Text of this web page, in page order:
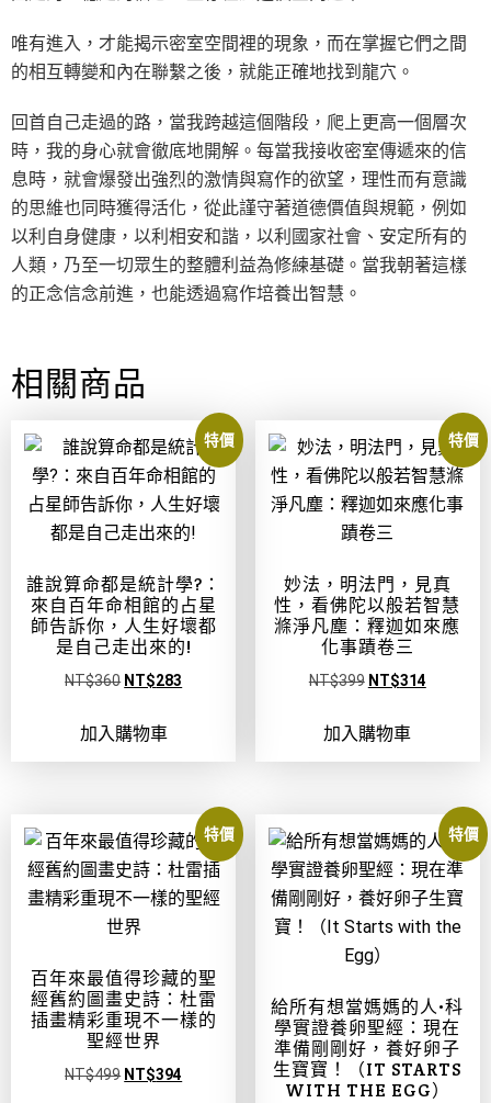
唯有進入，才能揭示密室空間裡的現象，而在掌握它們之間
的相互轉變和內在聯繫之後，就能正確地找到龍穴。
回首自己走過的路，當我跨越這個階段，爬上更高一個層次
時，我的身心就會徹底地開解。每當我接收密室傳遞來的信
息時，就會爆發出強烈的激情與寫作的欲望，理性而有意識
的思維也同時獲得活化，從此謹守著道德價值與規範，例如
以利自身健康，以利相安和諧，以利國家社會、安定所有的
人類，乃至一切眾生的整體利益為修練基礎。當我朝著這樣
的正念信念前進，也能透過寫作培養出智慧。
相關商品
特價
誰說算命都是統計學?：
來自百年命相館的占星
師告訴你，人生好壞都
是自己走出來的!
NT$360 NT$283
加入購物車
特價
妙法，明法門，見真
性，看佛陀以般若智慧
滌淨凡塵：釋迦如來應
化事蹟卷三
NT$399 NT$314
加入購物車
特價
百年來最值得珍藏的聖
經舊約圖畫史詩：杜雷
插畫精彩重現不一樣的
聖經世界
NT$499 NT$394
特價
給所有想當媽媽的人•科
學實證養卵聖經：現在
準備剛剛好，養好卵子
生寶寶！（IT STARTS
WITH THE EGG）